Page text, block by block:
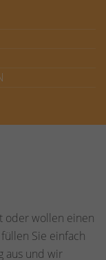
oder wollen einen
Sie einfach
aus und wir